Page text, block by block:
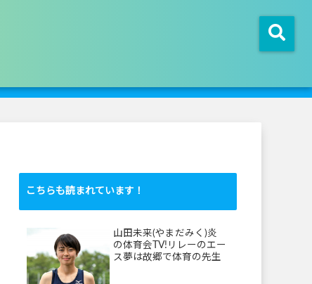
こちらも読まれています！
山田未来(やまだみく)炎
の体育会TV!リレーのエー
ス夢は故郷で体育の先生